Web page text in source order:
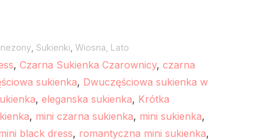
, Sukienki Wiosna, Lato
, Czarna Sukienka Czarownicy, czarna
sukienka, Dwuczęściowa sukienka w
, eleganska sukienka, Krótka
, mini czarna sukienka, mini sukienka,
black dress, romantyczna mini sukienka,